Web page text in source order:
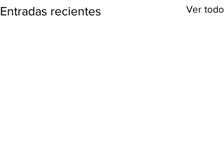
Entradas recientes Ver todo